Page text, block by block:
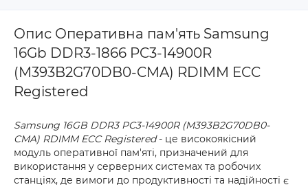
Опис Оперативна пам'ять Samsung
16Gb DDR3-1866 PC3-14900R
(M393B2G70DB0-CMA) RDIMM ECC
Registered
Samsung 16GB DDR3 PC3-14900R (M393B2G70DB0-
CMA) RDIMM ECC Registered- це високоякісний
модуль оперативної пам'яті, призначений для
використання у серверних системах та робочих
станціях, де вимоги до продуктивності та надійності є